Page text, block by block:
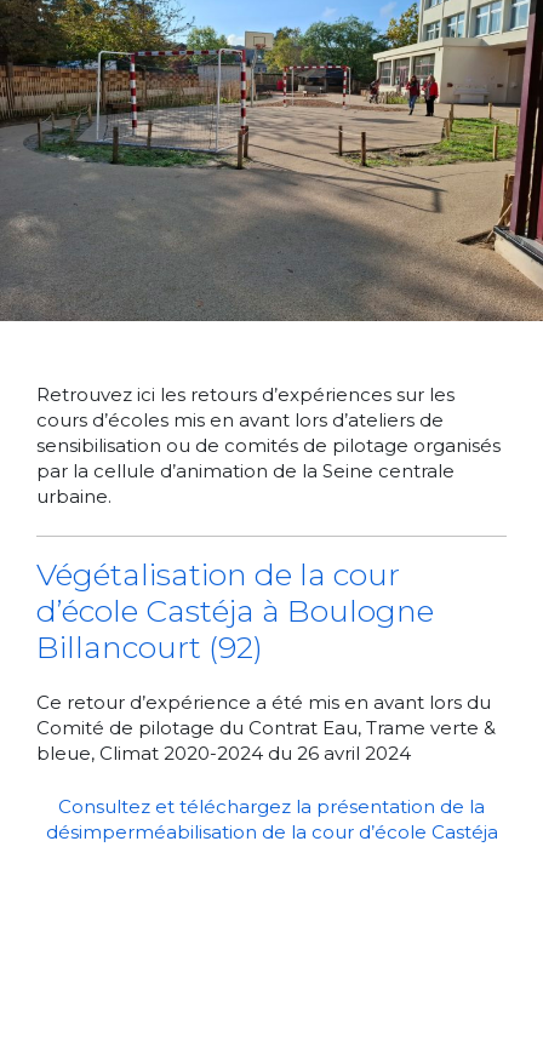
Retrouvez ici les retours d’expériences sur les
cours d’écoles mis en avant lors d’ateliers de
sensibilisation ou de comités de pilotage organisés
par la cellule d’animation de la Seine centrale
urbaine.
Végétalisation de la cour
d’école Castéja à Boulogne
Billancourt (92)
Ce retour d’expérience a été mis en avant lors du
Comité de pilotage du Contrat Eau, Trame verte &
bleue, Climat 2020-2024 du 26 avril 2024
Consultez et téléchargez la présentation de la
désimperméabilisation de la cour d’école Castéja